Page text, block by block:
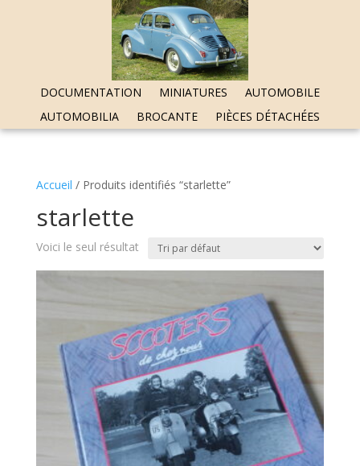
DOCUMENTATION MINIATURES
AUTOMOBILE
AUTOMOBILIA
BROCANTE PIÈCES DÉTACHÉES
Accueil / Produits identifiés “starlette”
starlette
Voici le seul résultat